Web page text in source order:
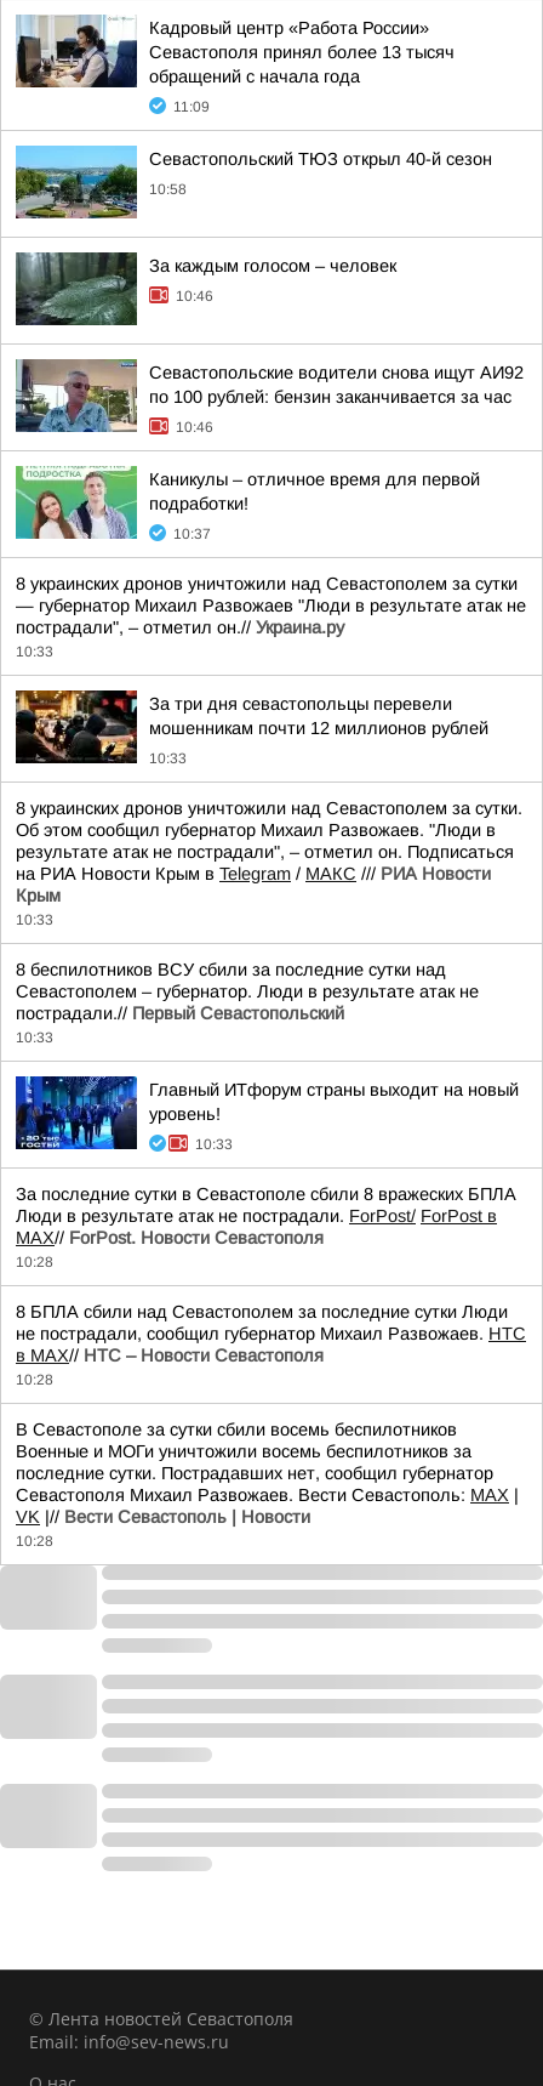
Кадровый центр «Работа России»
Севастополя принял более 13 тысяч
обращений с начала года
11:09
Севастопольский ТЮЗ открыл 40-й сезон
10:58
За каждым голосом – человек
10:46
Севастопольские водители снова ищут АИ92
по 100 рублей: бензин заканчивается за час
10:46
Каникулы – отличное время для первой
подработки!
10:37
8 украинских дронов уничтожили над Севастополем за сутки
— губернатор Михаил Развожаев "Люди в результате атак не
пострадали", – отметил он.// Украина.ру
10:33
За три дня севастопольцы перевели
мошенникам почти 12 миллионов рублей
10:33
8 украинских дронов уничтожили над Севастополем за сутки.
Об этом сообщил губернатор Михаил Развожаев. "Люди в
результате атак не пострадали", – отметил он. Подписаться
на РИА Новости Крым в Telegram / МАКС /// РИА Новости
Крым
10:33
8 беспилотников ВСУ сбили за последние сутки над
Севастополем – губернатор. Люди в результате атак не
пострадали.// Первый Севастопольский
10:33
Главный ИТфорум страны выходит на новый
уровень!
10:33
За последние сутки в Севастополе сбили 8 вражеских БПЛА
Люди в результате атак не пострадали. ForPost/ ForPost в
MAX// ForPost. Новости Севастополя
10:28
8 БПЛА сбили над Севастополем за последние сутки Люди
не пострадали, сообщил губернатор Михаил Развожаев. НТС
в МАХ// НТС – Новости Севастополя
10:28
В Севастополе за сутки сбили восемь беспилотников
Военные и МОГи уничтожили восемь беспилотников за
последние сутки. Пострадавших нет, сообщил губернатор
Севастополя Михаил Развожаев. Вести Севастополь: MAX |
VK |// Вести Севастополь | Новости
10:28
© Лента новостей Севастополя
Email: info@sev-news.ru